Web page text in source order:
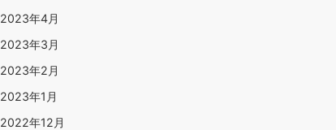
2023年4月
2023年3月
2023年2月
2023年1月
2022年12月